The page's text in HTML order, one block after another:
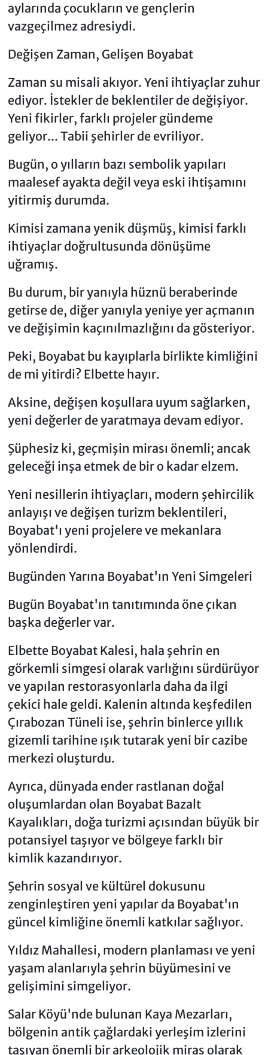
aylarında çocukların ve gençlerin
vazgeçilmez adresiydi.
Değişen Zaman, Gelişen Boyabat
Zaman su misali akıyor. Yeni ihtiyaçlar zuhur
ediyor. İstekler de beklentiler de değişiyor.
Yeni fikirler, farklı projeler gündeme
geliyor... Tabii şehirler de evriliyor.
Bugün, o yılların bazı sembolik yapıları
maalesef ayakta değil veya eski ihtişamını
yitirmiş durumda.
Kimisi zamana yenik düşmüş, kimisi farklı
ihtiyaçlar doğrultusunda dönüşüme
uğramış.
Bu durum, bir yanıyla hüznü beraberinde
getirse de, diğer yanıyla yeniye yer açmanın
ve değişimin kaçınılmazlığını da gösteriyor.
Peki, Boyabat bu kayıplarla birlikte kimliğini
de mi yitirdi? Elbette hayır.
Aksine, değişen koşullara uyum sağlarken,
yeni değerler de yaratmaya devam ediyor.
Şüphesiz ki, geçmişin mirası önemli; ancak
geleceği inşa etmek de bir o kadar elzem.
Yeni nesillerin ihtiyaçları, modern şehircilik
anlayışı ve değişen turizm beklentileri,
Boyabat'ı yeni projelere ve mekanlara
yönlendirdi.
Bugünden Yarına Boyabat'ın Yeni Simgeleri
Bugün Boyabat'ın tanıtımında öne çıkan
başka değerler var.
Elbette Boyabat Kalesi, hala şehrin en
görkemli simgesi olarak varlığını sürdürüyor
ve yapılan restorasyonlarla daha da ilgi
çekici hale geldi. Kalenin altında keşfedilen
Çırabozan Tüneli ise, şehrin binlerce yıllık
gizemli tarihine ışık tutarak yeni bir cazibe
merkezi oluşturdu.
Ayrıca, dünyada ender rastlanan doğal
oluşumlardan olan Boyabat Bazalt
Kayalıkları, doğa turizmi açısından büyük bir
potansiyel taşıyor ve bölgeye farklı bir
kimlik kazandırıyor.
Şehrin sosyal ve kültürel dokusunu
zenginleştiren yeni yapılar da Boyabat'ın
güncel kimliğine önemli katkılar sağlıyor.
Yıldız Mahallesi, modern planlaması ve yeni
yaşam alanlarıyla şehrin büyümesini ve
gelişimini simgeliyor.
Salar Köyü'nde bulunan Kaya Mezarları,
bölgenin antik çağlardaki yerleşim izlerini
taşıyan önemli bir arkeolojik miras olarak